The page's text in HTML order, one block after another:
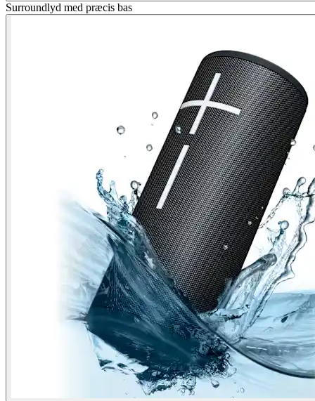
Surroundlyd med præcis bas